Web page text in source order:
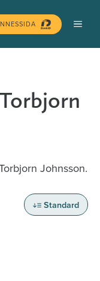
Johnsson.
Standard